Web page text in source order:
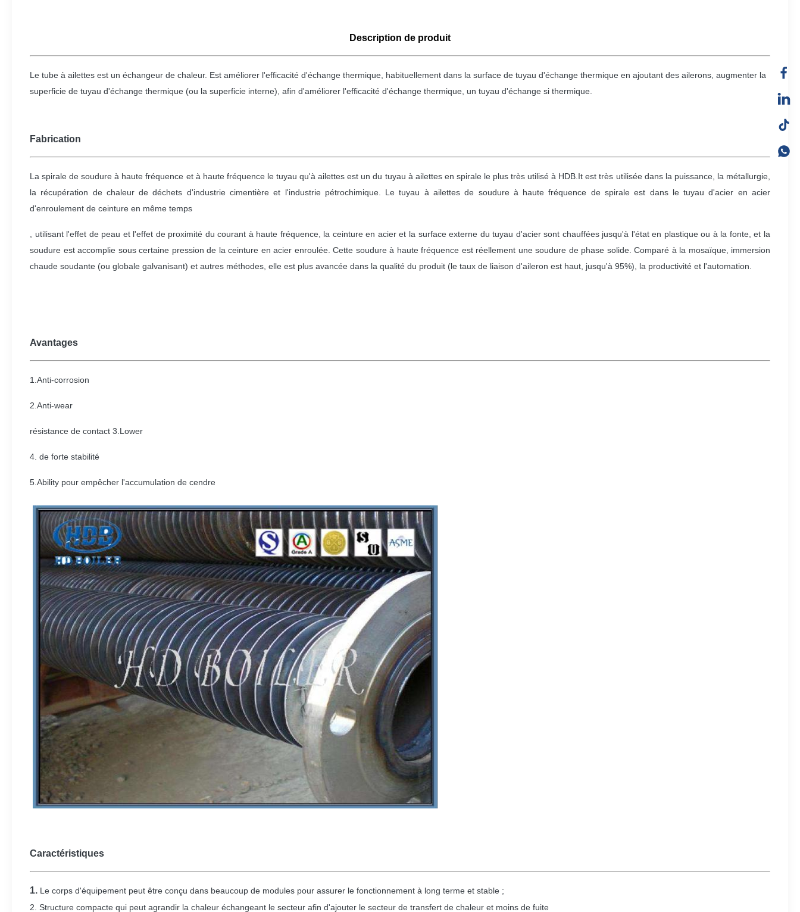
Description de produit
Le tube à ailettes est un échangeur de chaleur. Est améliorer l'efficacité d'échange thermique, habituellement dans la surface de tuyau d'échange thermique en ajoutant des ailerons, augmenter la
superficie de tuyau d'échange thermique (ou la superficie interne), afin d'améliorer l'efficacité d'échange thermique, un tuyau d'échange si thermique.
Fabrication
La spirale de soudure à haute fréquence et à haute fréquence le tuyau qu'à ailettes est un du tuyau à ailettes en spirale le plus très utilisé à HDB.It est très utilisée dans la puissance, la métallurgie,
la récupération de chaleur de déchets d'industrie cimentière et l'industrie pétrochimique. Le tuyau à ailettes de soudure à haute fréquence de spirale est dans le tuyau d'acier en acier
d'enroulement de ceinture en même temps
, utilisant l'effet de peau et l'effet de proximité du courant à haute fréquence, la ceinture en acier et la surface externe du tuyau d'acier sont chauffées jusqu'à l'état en plastique ou à la fonte, et la
soudure est accomplie sous certaine pression de la ceinture en acier enroulée. Cette soudure à haute fréquence est réellement une soudure de phase solide. Comparé à la mosaïque, immersion
chaude soudante (ou globale galvanisant) et autres méthodes, elle est plus avancée dans la qualité du produit (le taux de liaison d'aileron est haut, jusqu'à 95%), la productivité et l'automation.
Avantages
1.Anti-corrosion
2.Anti-wear
résistance de contact 3.Lower
4. de forte stabilité
5.Ability pour empêcher l'accumulation de cendre
Caractéristiques
1. Le corps d'équipement peut être conçu dans beaucoup de modules pour assurer le fonctionnement à long terme et stable ;
2. Structure compacte qui peut agrandir la chaleur échangeant le secteur afin d'ajouter le secteur de transfert de chaleur et moins de fuite